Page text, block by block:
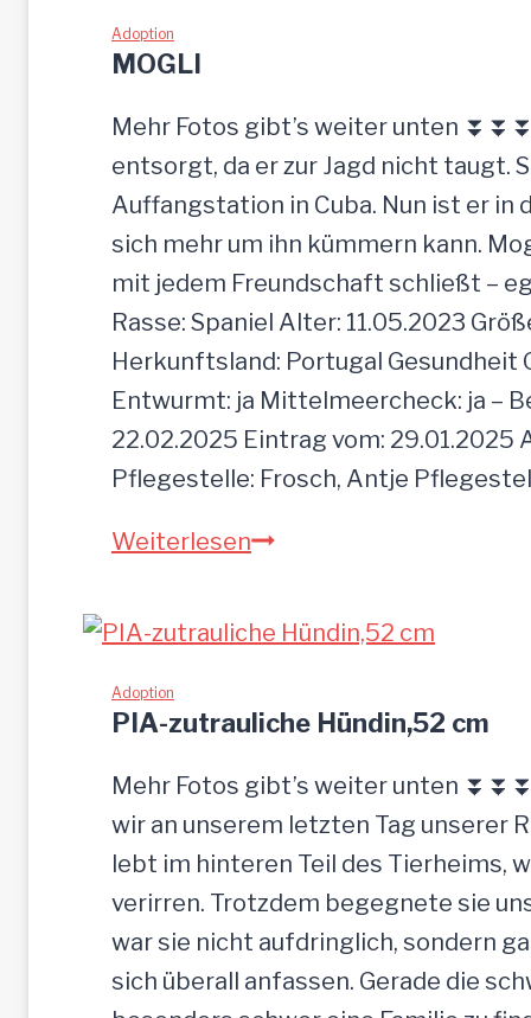
r
d
e
e
i
n
f
a
c
h
u
ü
g
e
l
a
s
s
e
Adoption
MOGLI
Mehr Fotos gibt’s weiter unten
entsorgt, da er zur Jagd nicht taugt.
Auffangstation in Cuba. Nun ist er in
sich mehr um ihn kümmern kann.
mit jedem Freundschaft schließt –
Rasse: Spaniel Alter: 11.05.2023
Herkunftsland: Portugal Gesundheit
Entwurmt: ja Mittelmeercheck: ja –
22.02.2025 Eintrag vom: 29.01.2025
Pflegestelle: Frosch, Antje
WeiterlesenM
G
Adoption
PIA-zutrauliche Hündin,52 cm
Mehr Fotos gibt’s weiter unten
wir an unserem letzten Tag unserer
lebt im hinteren Teil des Tierheims,
verirren. Trotzdem begegnete sie
war sie nicht aufdringlich, sondern
sich überall anfassen. Gerade die